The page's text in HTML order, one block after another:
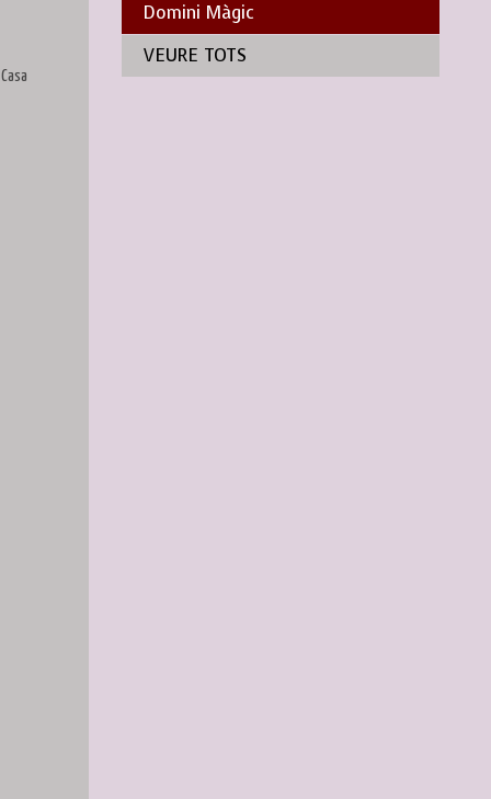
Domini Màgic
VEURE TOTS